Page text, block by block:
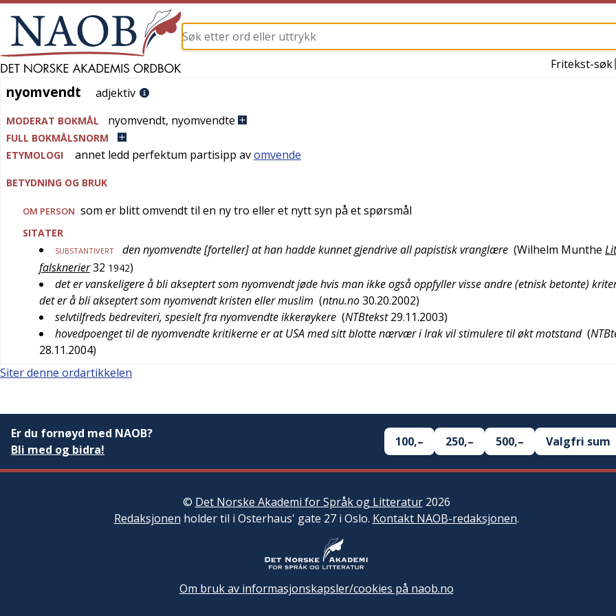
Fritekst-søk
nyomvendt
nyomvendt adjektiv
MODERAT BOKMÅL nyomvendt, nyomvendte
FULL BOKMÅLSNORM
ETYMOLOGI
annet ledd perfektum partisipp avomvende
BETYDNING OG BRUK
OM PERSON som er blitt omvendt til en ny tro eller et nytt syn på et spørsmål
SITATER
SUBSTANTIVERT den nyomvendte [forteller] at han hadde kunnet gjendrive all papistisk vranglære (Wilhelm Munthe
falsknerier32 1942)
det er vanskeligere å bli akseptert som nyomvendt jøde hvis man ikke også oppfyller visse andre (etnisk betonte)
det er å bli akseptert som nyomvendt kristen eller muslim (ntnu.no30.20.2002)
selvtilfreds bedreviteri, spesielt fra nyomvendte ikkerøykere (NTBtekst 29.11.2003)
hovedpoenget til de nyomvendte kritikerne er at USA med sitt blotte nærvær i Irak vil stimulere til økt motstand (
28.11.2004)
Siter denne ordartikkelen
Er du fornøyd med NAOB?
Bli med og bidra!
100,– 250,– 500,– Valgfri sum
© Det Norske Akademi for Språk og Litteratur2026
Redaksjonen holder til i Osterhaus' gate 27 i Oslo. Kontakt NAOB-redaksjonen.
Om bruk av informasjonskapsler/cookies på naob.no